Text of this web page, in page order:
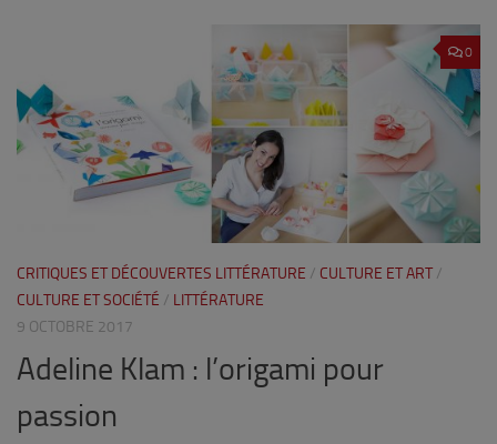
0
CRITIQUES ET DÉCOUVERTES LITTÉRATURE / CULTURE ET ART /
CULTURE ET SOCIÉTÉ / LITTÉRATURE
9 OCTOBRE 2017
Adeline Klam : l’origami pour
passion